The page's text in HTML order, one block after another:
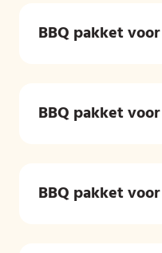
BBQ pakket
BBQ pakket
BBQ pakket